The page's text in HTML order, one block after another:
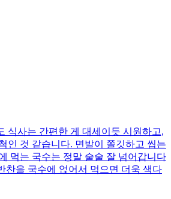
식사는 간편한 게 대세이듯 시원하고,
인 것 같습니다. 면발이 쫄깃하고 씹는
먹는 국수는 정말 술술 잘 넘어갑니다
찬을 국수에 얹어서 먹으면 더욱 색다